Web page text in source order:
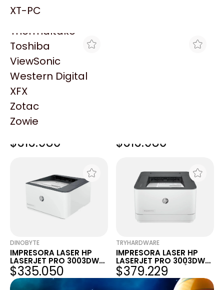
Solarmax
Thermaltake
Toshiba
ViewSonic
Western Digital
XFX
Zotac
Zowie
XT-PC
$892.043
IMPRESORA HP LASERJET
$313.980 $313.980
DINOBYTE
IMPRESORA LASER HP
LASERJET PRO 3003DW
MONO WIFI
$335.050
TRYHARDWARE
IMPRESORA LASER HP
LASERJET PRO 3003DW
WIFI MONOCROMÁTICA
$379.229